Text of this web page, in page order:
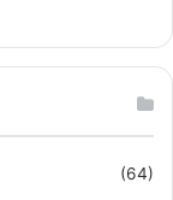
(64)